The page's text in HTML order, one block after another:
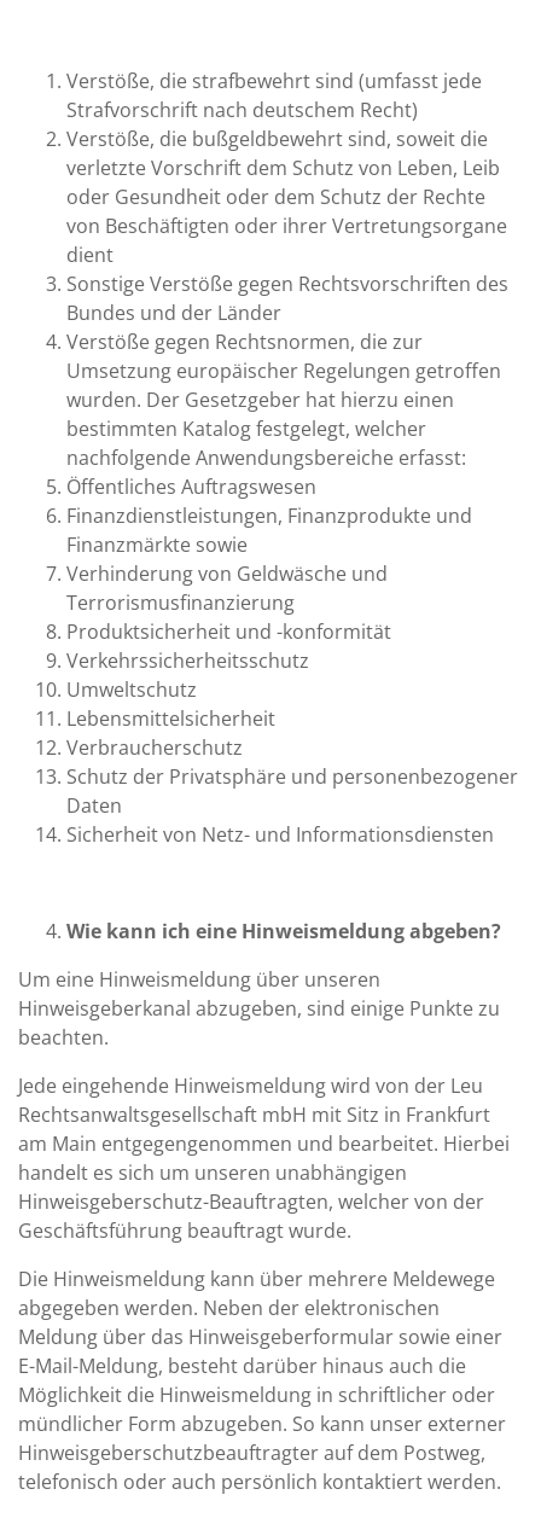
Verstöße, die strafbewehrt sind (umfasst jede
Strafvorschrift nach deutschem Recht)
Verstöße, die bußgeldbewehrt sind, soweit die
verletzte Vorschrift dem Schutz von Leben, Leib
oder Gesundheit oder dem Schutz der Rechte
von Beschäftigten oder ihrer Vertretungsorgane
dient
Sonstige Verstöße gegen Rechtsvorschriften des
Bundes und der Länder
Verstöße gegen Rechtsnormen, die zur
Umsetzung europäischer Regelungen getroffen
wurden. Der Gesetzgeber hat hierzu einen
bestimmten Katalog festgelegt, welcher
nachfolgende Anwendungsbereiche erfasst:
Öffentliches Auftragswesen
Finanzdienstleistungen, Finanzprodukte und
Finanzmärkte sowie
Verhinderung von Geldwäsche und
Terrorismusfinanzierung
Produktsicherheit und -konformität
Verkehrssicherheitsschutz
Umweltschutz
Lebensmittelsicherheit
Verbraucherschutz
Schutz der Privatsphäre und personenbezogener
Daten
Sicherheit von Netz- und Informationsdiensten
Wie kann ich eine Hinweismeldung abgeben?
Um eine Hinweismeldung über unseren
Hinweisgeberkanal abzugeben, sind einige Punkte zu
beachten.
Jede eingehende Hinweismeldung wird von der Leu
Rechtsanwaltsgesellschaft mbH mit Sitz in Frankfurt
am Main entgegengenommen und bearbeitet. Hierbei
handelt es sich um unseren unabhängigen
Hinweisgeberschutz-Beauftragten, welcher von der
Geschäftsführung beauftragt wurde.
Die Hinweismeldung kann über mehrere Meldewege
abgegeben werden. Neben der elektronischen
Meldung über das Hinweisgeberformular sowie einer
E-Mail-Meldung, besteht darüber hinaus auch die
Möglichkeit die Hinweismeldung in schriftlicher oder
mündlicher Form abzugeben. So kann unser externer
Hinweisgeberschutzbeauftragter auf dem Postweg,
telefonisch oder auch persönlich kontaktiert werden.